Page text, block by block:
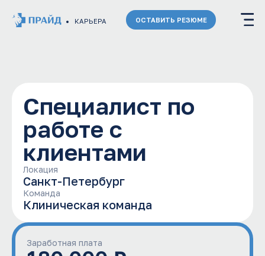
ОСТАВИТЬ РЕЗЮМЕ
клиентами
Санкт-Петербург
Команда
Клиническая команда
Заработная плата
180 000 ₽
Откликнуться